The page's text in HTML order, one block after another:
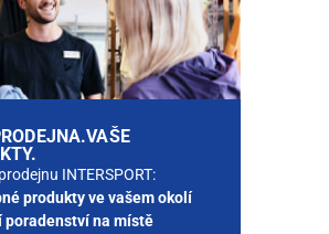
INTERSPORT:
produkty ve vašem okolí
poradenství na místě